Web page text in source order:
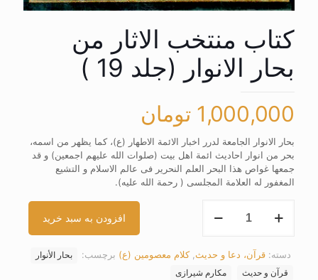
کتاب منتخب الاثار من
بحار الانوار (جلد 19 )
1,000,000 تومان
بحار الانوار الجامعة لدرر اخبار الائمة الاطهار (ع)، کما یظهر من اسمه،
بحر من انوار احادیث ائمة اهل بیت (صلوات الله علیهم اجمعین) و قد
جمعها غواص هذا البحر العلم النحریر فی عالم الاسلام و التشیع
المغفور له العلامة المجلسی ( رحمة الله علیه).
منتخب
بحار
الانوار
افزودن به سبد خرید
دسته: قرآن، دعا و حدیث ,کلام معصومین (ع) برچسب:
بحار الأنوار
قرآن و حدیث
مکارم شیرازی